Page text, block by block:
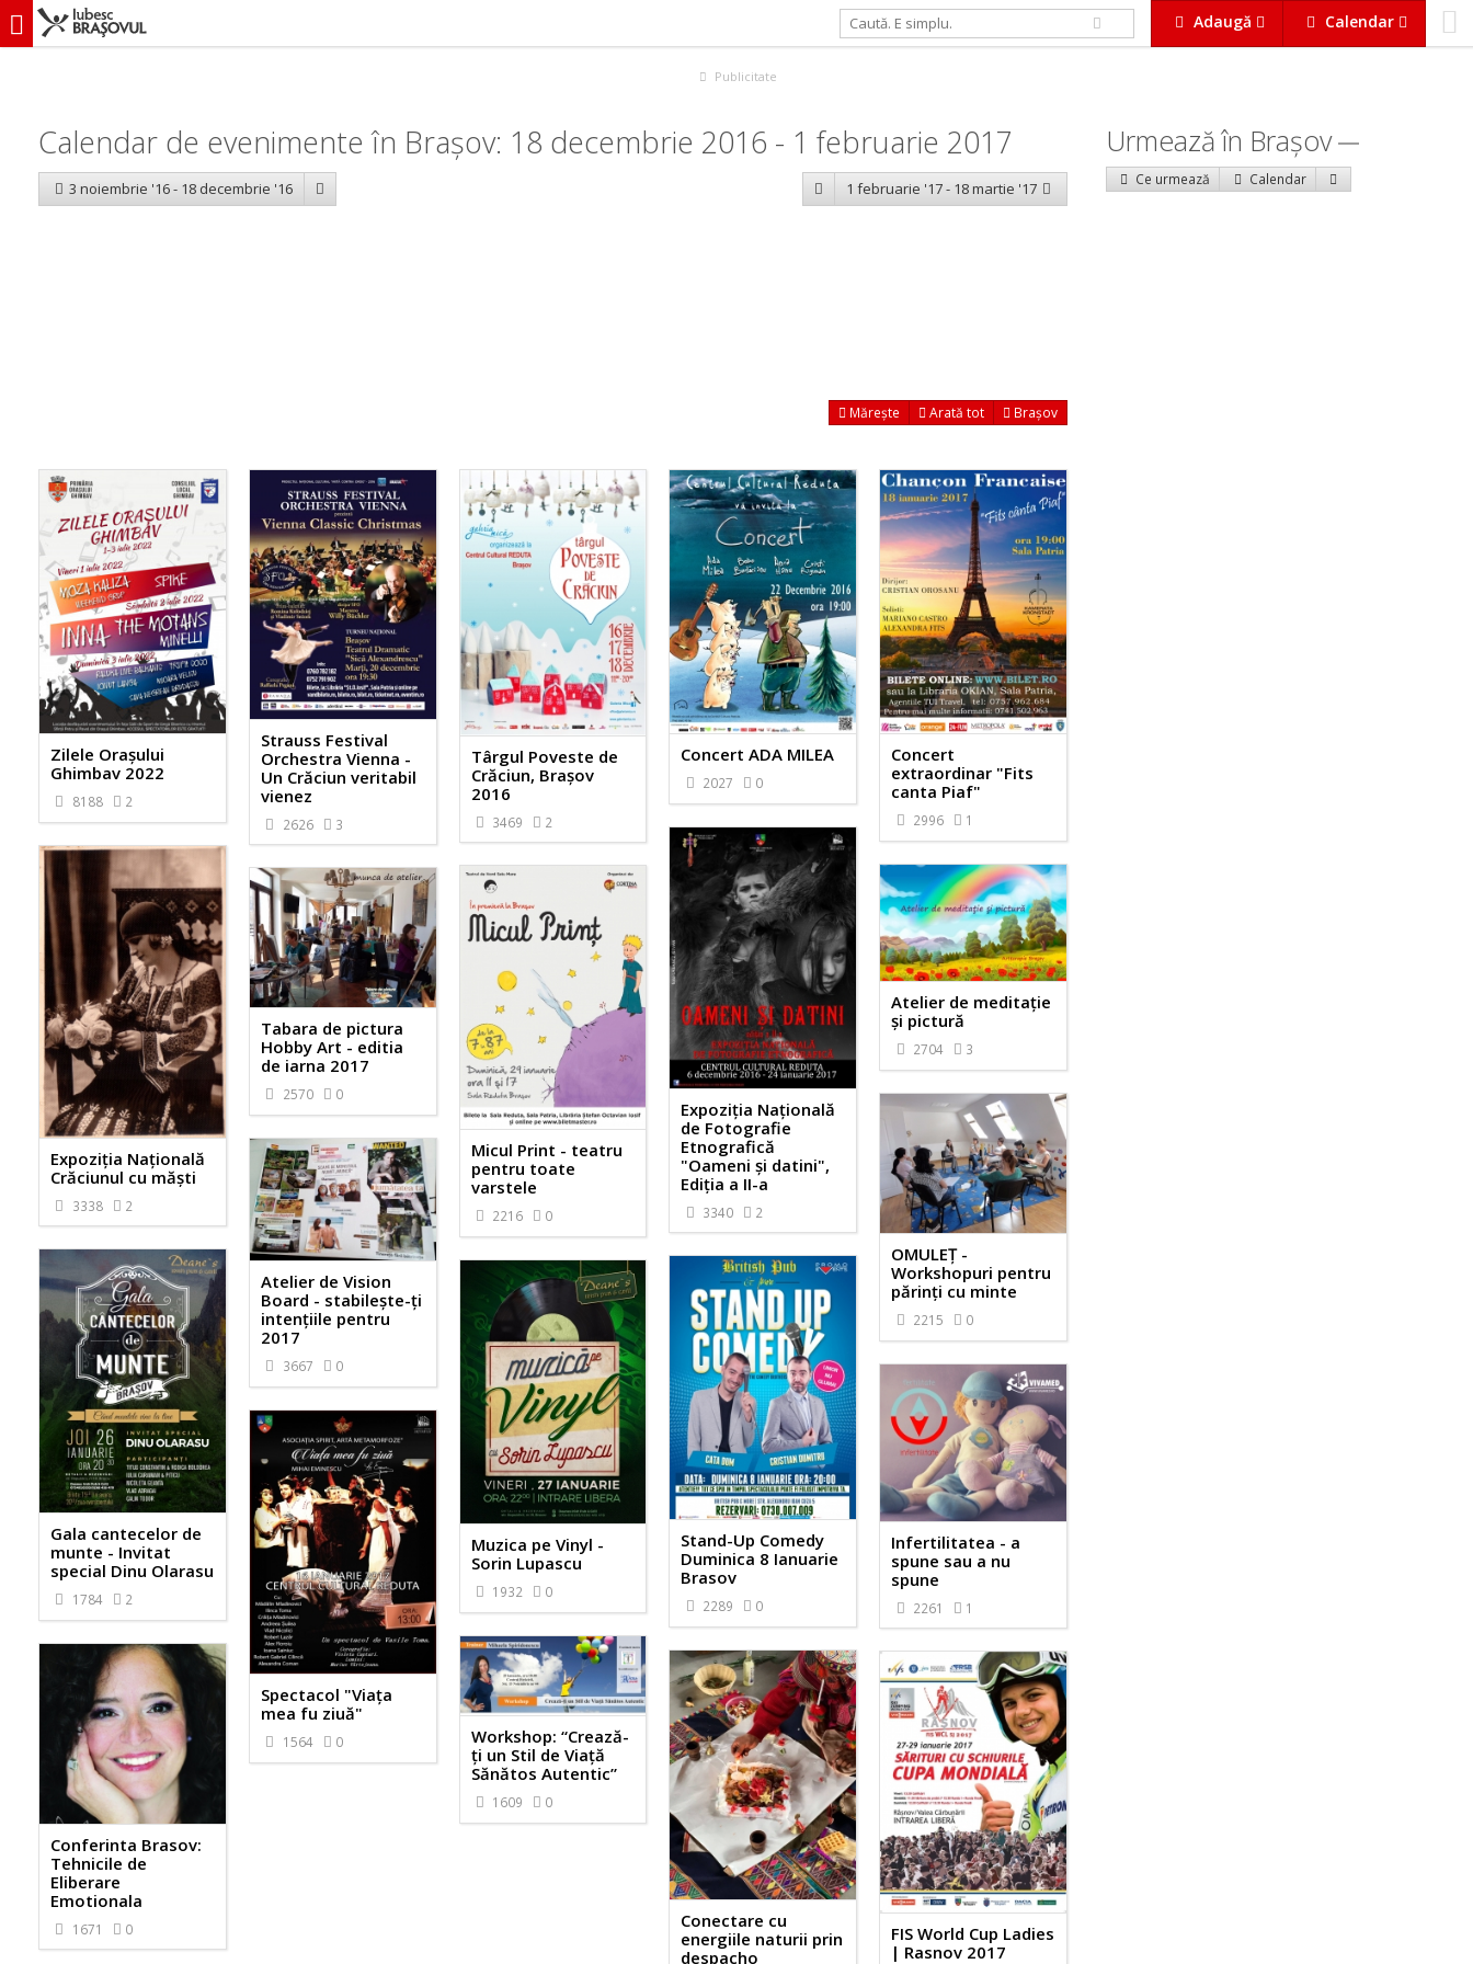
Adaugă Calendar
iubescbraşovul.ro
Publicitate
Calendar de evenimente în Brașov: 18 decembrie 2016 - 1 februarie 2017
3 noiembrie '16 - 18 decembrie '16 1 februarie '17 - 18 martie '17
Mărește Arată tot Brașov
Zilele Orașului
Ghimbav 2022
8188 2
Strauss Festival
Orchestra Vienna -
Un Crăciun veritabil
vienez
2626 3
Târgul Poveste de
Crăciun, Brașov
2016
3469 2
Concert ADA MILEA
2027 0
Concert
extraordinar "Fits
canta Piaf"
2996 1
Expoziția Națională
de Fotografie
Etnografică
"Oameni și datini",
Ediția a II-a
3340 2
Expoziția Națională
Crăciunul cu măști
3338 2
Atelier de meditaţie
şi pictură
2704 3
Micul Print - teatru
pentru toate
varstele
2216 0
Tabara de pictura
Hobby Art - editia
de iarna 2017
2570 0
OMULEȚ -
Workshopuri pentru
părinți cu minte
2215 0
Atelier de Vision
Board - stabileşte-ţi
intenţiile pentru
2017
3667 0
Gala cantecelor de
munte - Invitat
special Dinu Olarasu
1784 2
Stand-Up Comedy
Duminica 8 Ianuarie
Brasov
2289 0
Muzica pe Vinyl -
Sorin Lupascu
1932 0
Infertilitatea - a
spune sau a nu
spune
2261 1
Spectacol "Viața
mea fu ziuă"
1564 0
Workshop: “Crează-
ți un Stil de Viață
Sănătos Autentic”
1609 0
Conferinta Brasov:
Tehnicile de
Eliberare
Emotionala
1671 0
Conectare cu
energiile naturii prin
despacho
FIS World Cup Ladies
| Rasnov 2017
Urmează în Braşov
Ce urmează Calendar